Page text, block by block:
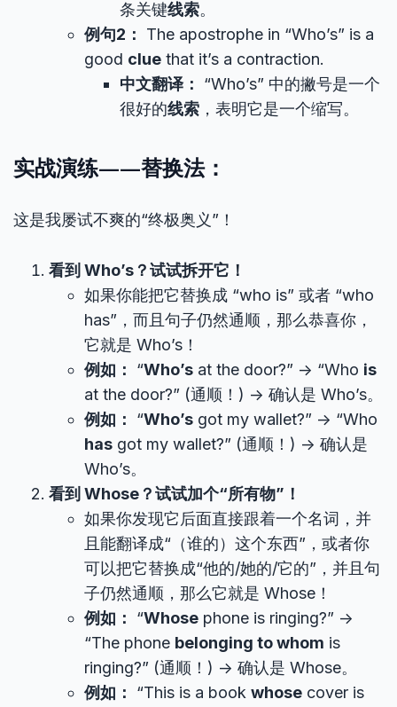
条关键线索。
例句2：
The apostrophe in “Who’s” is a
good clue that it’s a contraction.
中文翻译：
“Who’s” 中的撇号是一个
很好的线索 ，表明它是一个缩写。
实战演练——替换法：
这是我屡试不爽的“终极奥义”！
看到 Who’s？试试拆开它！
如果你能把它替换成 “who is” 或者 “who
has”，而且句子仍然通顺，那么恭喜你，
它就是 Who’s！
例如：
“Who’s at the door?” -> “Who is
at the door?” (通顺！) -> 确认是 Who’s。
例如：
“Who’s got my wallet?” -> “Who
has got my wallet?” (通顺！) -> 确认是
Who’s。
看到 Whose？试试加个“所有物”！
如果你发现它后面直接跟着一个名词，并
且能翻译成“（谁的）这个东西”，或者你
可以把它替换成“他的/她的/它的”，并且句
子仍然通顺，那么它就是 Whose！
例如：
“Whose phone is ringing?” ->
“The phone belonging to whom is
ringing?” (通顺！) -> 确认是 Whose。
例如：
“This is a book whose cover is